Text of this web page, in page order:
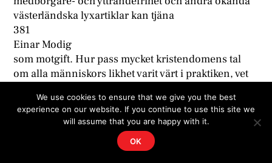
västerländska lyxartiklar kan tjäna
381
Einar Modig
som motgift. Hur pass mycket kristendomens tal
om alla människors likhet varit värt i praktiken, vet
kommer nu en ny religion, vars universalism är lika
klar som
kristendomens och som helt saknar de
kombinerade ras- och socialgränser som, vilka än
We use cookies to ensure that we give you the best
experience on our website. If you continue to use this site we
will assume that you are happy with it.
OK